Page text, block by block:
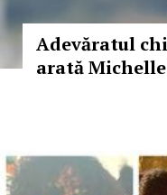
Adevăratul
arată